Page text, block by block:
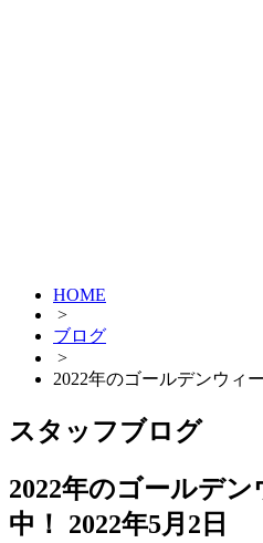
HOME
>
ブログ
>
2022年のゴールデンウィ
スタッフブログ
2022年のゴールデ
中！
2022年5月2日